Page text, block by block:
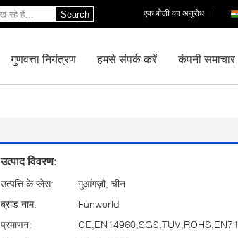
एक बोली का अनुरोध |
Search
गुणवत्ता नियंत्रण हमसे संपर्क करें कंपनी समाचार
उत्पाद विवरण:
उत्पत्ति के प्लेस:
गुआंगज़ौ, चीन
ब्रांड नाम:
Funworld
प्रमाणन:
CE,EN14960,SGS,TUV,ROHS,EN71